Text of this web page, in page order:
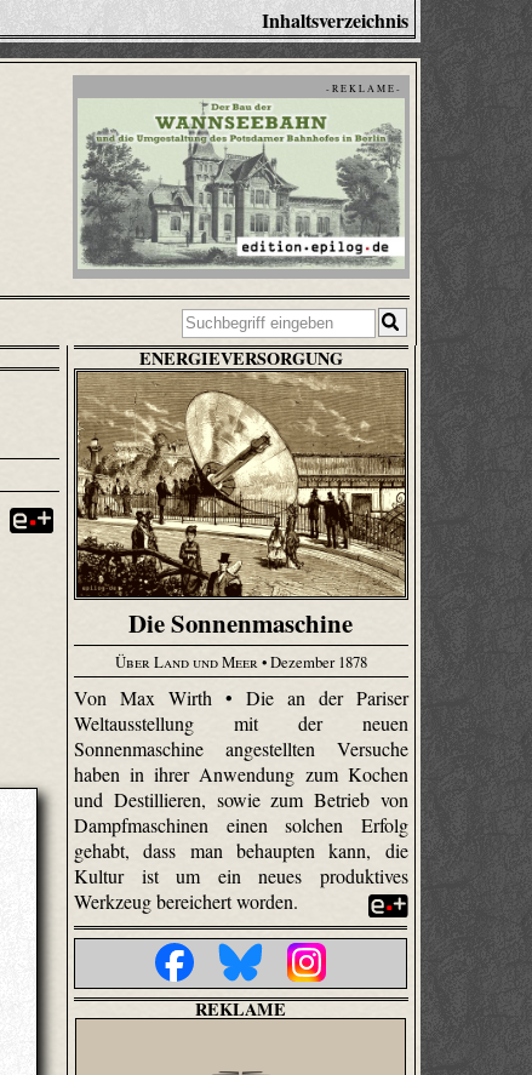
Inhaltsverzeichnis
- R E K L A M E -
ENERGIEVERSORGUNG
Die Sonnenmaschine
Über Land und Meer • Dezember 1878
Von Max Wirth • Die an der Pariser
Weltausstellung mit der neuen
Sonnenmaschine angestellten Versuche
haben in ihrer Anwendung zum Kochen
und Destillieren, sowie zum Betrieb von
Dampfmaschinen einen solchen Erfolg
gehabt, dass man behaupten kann, die
Kultur ist um ein neues produktives
Werkzeug bereichert worden.
REKLAME